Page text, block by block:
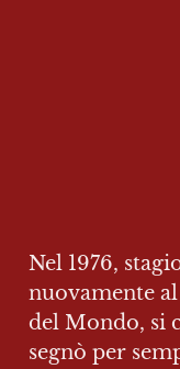
Nel 1976,
nuovamente
del Mondo, si
segnò per